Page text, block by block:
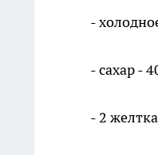
-
- сахар -
- 2